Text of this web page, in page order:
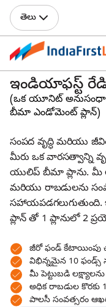
తెలు
ఇండియాఫస్ట్
(ఒక యూనిట్
బీమా ఎండోమెంట్ ప్లాన్)
సంపద వృద్ధి మరియు
మీరు ఒక వారసత్వాన్ని
యులిప్ బీమా ప్లాను. మీ
మరియు రాబడులను
సహాయపడగలుగుతుంది.
ప్లాన్ తో 1 ప్లానులో 2
జీరో ఫండ్ కేటాయింపు
విభిన్నమైన 10 ఫండ్స్
మీ పెట్టుబడి
అధిక రాబడుల కొరకు
పాలసీ సంవత్సరం